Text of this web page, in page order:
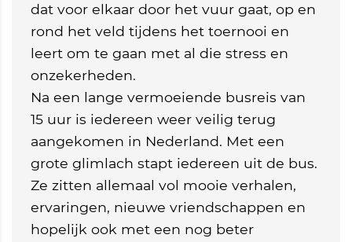
dat voor elkaar door het vuur gaat, op en
rond het veld tijdens het toernooi en
leert om te gaan met al die stress en
onzekerheden.
Na een lange vermoeiende busreis van
15 uur is iedereen weer veilig terug
aangekomen in Nederland. Met een
grote glimlach stapt iedereen uit de bus.
Ze zitten allemaal vol mooie verhalen,
ervaringen, nieuwe vriendschappen en
hopelijk ook met een nog beter